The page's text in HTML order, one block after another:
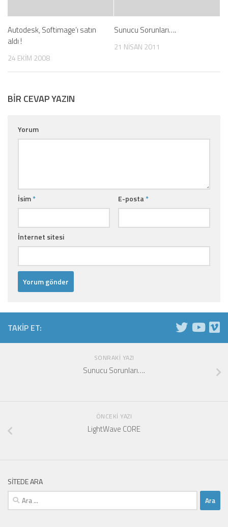
Autodesk, Softimage’ı satın
aldı !
24 EKIM 2008
Sunucu Sorunları….
21 NISAN 2011
BIR CEVAP YAZIN
Yorum
İsim* E-posta *
İnternet sitesi
TAKIP ET:
SONRAKI YAZI
Sunucu Sorunları….
ÖNCEKI YAZI
LightWave CORE
SITEDE ARA
Arama: